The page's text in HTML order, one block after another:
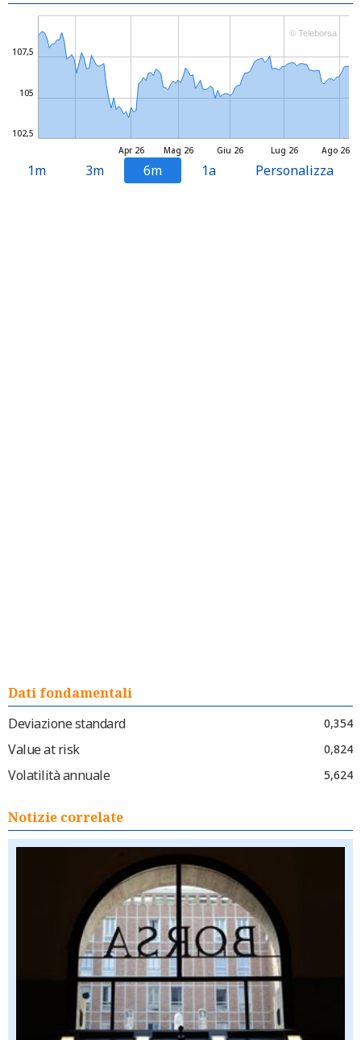
Mag 26 Lug 26
Apr 26 Giu 26 Ago 26
102,5
105
107,5
© Teleborsa
1m 3m 6m 1a Personalizza
Dati fondamentali
Deviazione standard
0,354
Value at risk 0,824
Volatilità annuale 5,624
Notizie correlate